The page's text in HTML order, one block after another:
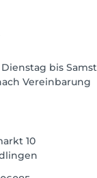
bis
Vereinbarung
10